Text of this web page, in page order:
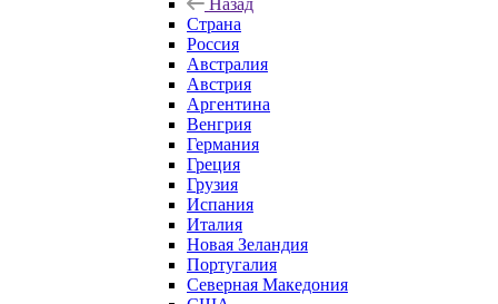
Назад
Страна
Россия
Австралия
Австрия
Аргентина
Венгрия
Германия
Греция
Грузия
Испания
Италия
Новая Зеландия
Португалия
Северная Македония